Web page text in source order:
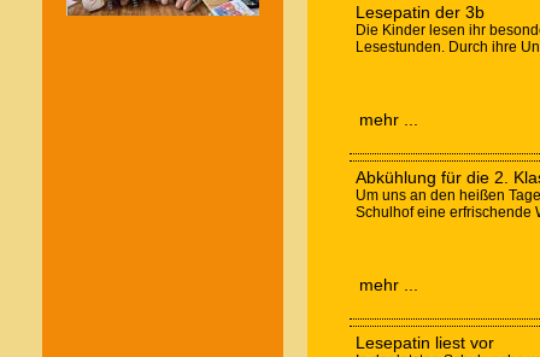
Lesepatin der 3b
Die Kinder lesen ihr
Lesestunden. Durch ihre
mehr ...
Abkühlung für die 2.
Um uns an den heißen
Schulhof eine erfrischende
mehr ...
Lesepatin liest vor